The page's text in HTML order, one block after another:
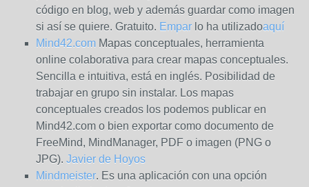
código en blog, web y además guardar como imagen
si así se quiere. Gratuito. Empar lo ha utilizadoaquí
Mind42.com Mapas conceptuales, herramienta
online colaborativa para crear mapas conceptuales.
Sencilla e intuitiva, está en inglés. Posibilidad de
trabajar en grupo sin instalar. Los mapas
conceptuales creados los podemos publicar en
Mind42.com o bien exportar como documento de
FreeMind, MindManager, PDF o imagen (PNG o
JPG). Javier de Hoyos
Mindmeister. Es una aplicación con una opción